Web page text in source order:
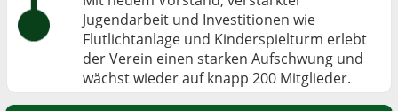
Jugendarbeit und Investitionen wie
Flutlichtanlage und Kinderspielturm erlebt
der Verein einen starken Aufschwung und
wächst wieder auf knapp 200 Mitglieder.